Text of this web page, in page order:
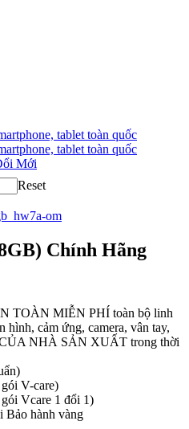
Mới
Reset
Chính Hãng
TOÀN MIỄN PHÍ toàn bộ linh
hình, cảm ứng, camera, vân tay,
NHÀ SẢN XUẤT trong thời
V-care)
Vcare 1 đổi 1)
Bảo hành vàng